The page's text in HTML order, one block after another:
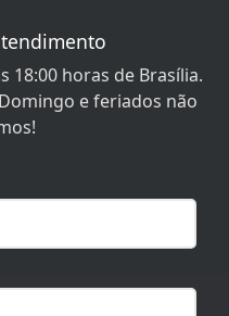
18:00 horas de Brasília.
e feriados não